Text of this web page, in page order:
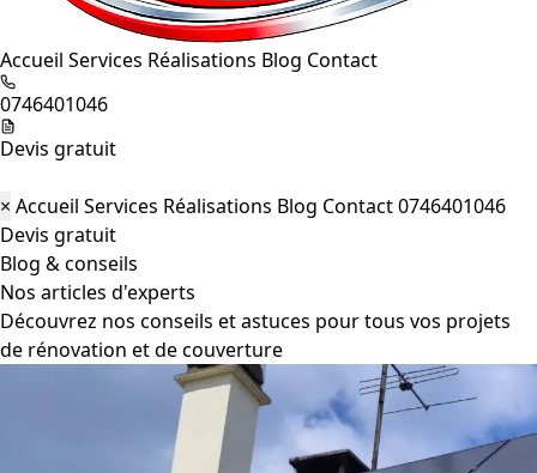
Accueil Services Réalisations Blog Contact
0746401046
Devis gratuit
× Accueil Services Réalisations Blog Contact0746401046
Devis gratuit
Blog & conseils
Nos articles d'experts
Découvrez nos conseils et astuces pour tous vos projets
de rénovation et de couverture